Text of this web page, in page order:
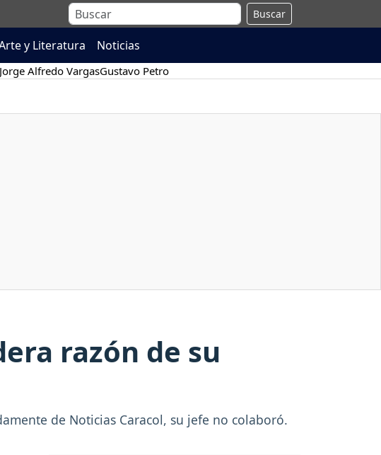
Buscar
y Literatura Noticias
Alfredo VargasGustavo Petro
razón de su
de Noticias Caracol, su jefe no colaboró.